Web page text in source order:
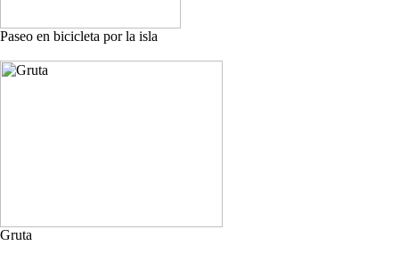
Paseo en bicicleta por la isla
Gruta